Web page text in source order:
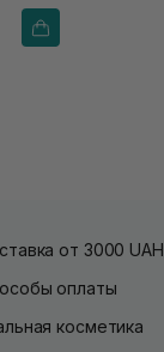
от 3000 UAH
оплаты
косметика